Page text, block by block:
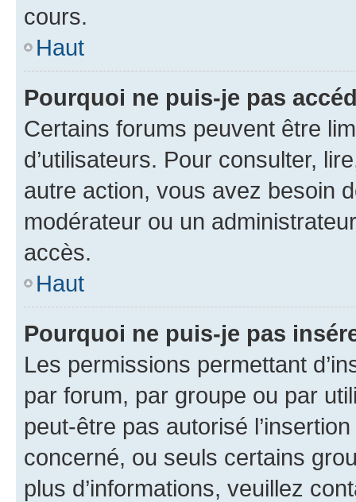
cours.
Haut
Pourquoi ne puis-je pas
Certains forums peuvent être
d’utilisateurs. Pour consulter,
autre action, vous avez besoin
modérateur ou un
accès.
Haut
Pourquoi ne puis-je pas
Les permissions permettant
par forum, par groupe ou par
peut-être pas autorisé
concerné, ou seuls certains
plus d’informations, veuillez